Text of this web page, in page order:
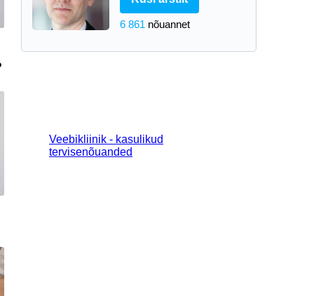
6 861 nõuannet
Veebikliinik - kasulikud
tervisenõuanded